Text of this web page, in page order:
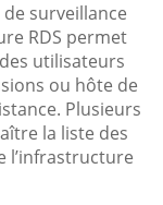
surveillance
RDS permet
utilisateurs
ou hôte de
Plusieurs
la liste des
l’infrastructure